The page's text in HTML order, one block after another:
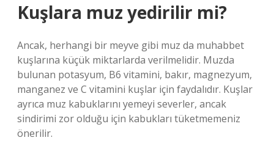
Kuşlara muz yedirilir mi?
Ancak, herhangi bir meyve gibi muz da muhabbet
kuşlarına küçük miktarlarda verilmelidir. Muzda
bulunan potasyum, B6 vitamini, bakır, magnezyum,
manganez ve C vitamini kuşlar için faydalıdır. Kuşlar
ayrıca muz kabuklarını yemeyi severler, ancak
sindirimi zor olduğu için kabukları tüketmemeniz
önerilir.